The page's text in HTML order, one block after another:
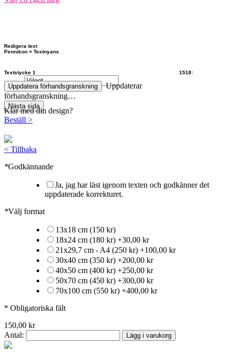
Redigera text
Pennikon = Textnyans
Textstycke 1 1518:
Uppdatera förhandsgranskning
Uppdaterar
förhandsgranskning…
Nästa sida
Klar med din design?
Beställ >
< Tillbaka
*Godkännande
Ja, jag har läst igenom texten och godkänner det
uppdaterade korrekturet.
*Välj format
13x18 cm (150 kr)
18x24 cm (180 kr) +30,00 kr
21x29,7 cm - A4 (250 kr) +100,00 kr
30x40 cm (350 kr) +200,00 kr
40x50 cm (400 kr) +250,00 kr
50x70 cm (450 kr) +300,00 kr
70x100 cm (550 kr) +400,00 kr
* Obligatoriska fält
150,00 kr
Antal:
Lägg i varukorg